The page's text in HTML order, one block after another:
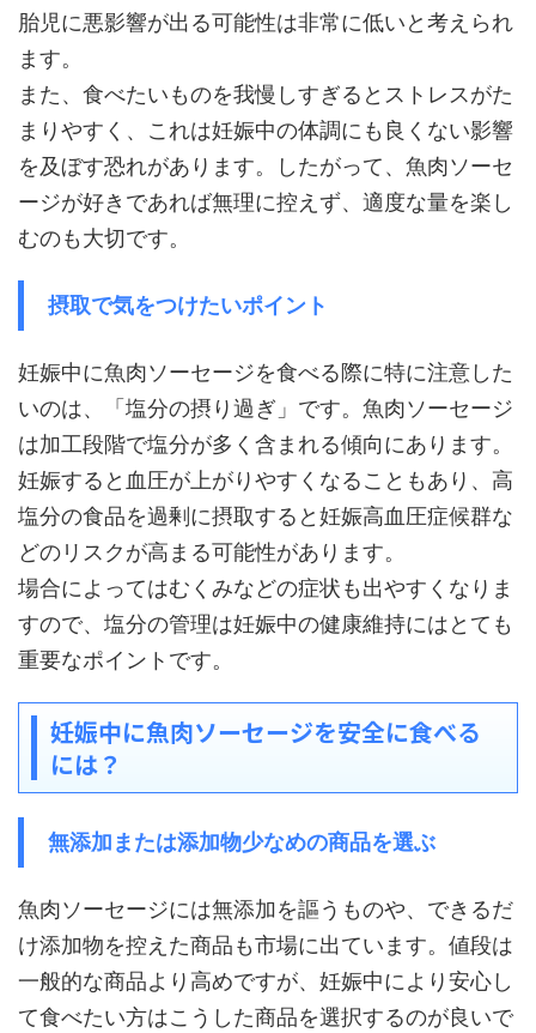
胎児に悪影響が出る可能性は非常に低いと考えられ
ます。
また、食べたいものを我慢しすぎるとストレスがた
まりやすく、これは妊娠中の体調にも良くない影響
を及ぼす恐れがあります。したがって、魚肉ソーセ
ージが好きであれば無理に控えず、適度な量を楽し
むのも大切です。
摂取で気をつけたいポイント
妊娠中に魚肉ソーセージを食べる際に特に注意した
いのは、「塩分の摂り過ぎ」です。魚肉ソーセージ
は加工段階で塩分が多く含まれる傾向にあります。
妊娠すると血圧が上がりやすくなることもあり、高
塩分の食品を過剰に摂取すると妊娠高血圧症候群な
どのリスクが高まる可能性があります。
場合によってはむくみなどの症状も出やすくなりま
すので、塩分の管理は妊娠中の健康維持にはとても
重要なポイントです。
妊娠中に魚肉ソーセージを安全に食べる
には？
無添加または添加物少なめの商品を選ぶ
魚肉ソーセージには無添加を謳うものや、できるだ
け添加物を控えた商品も市場に出ています。値段は
一般的な商品より高めですが、妊娠中により安心し
て食べたい方はこうした商品を選択するのが良いで